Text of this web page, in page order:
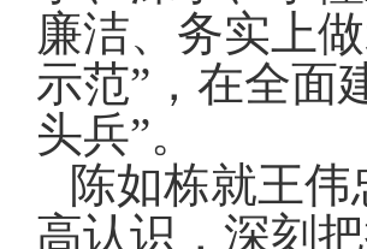
廉洁、务实上
示范”，在全面
头
陈如栋就王
高认识，深刻